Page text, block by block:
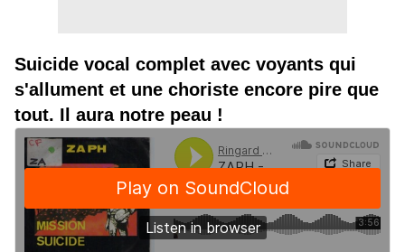
Suicide vocal complet avec voyants qui
s'allument et une choriste encore pire que
tout. Il aura notre peau !